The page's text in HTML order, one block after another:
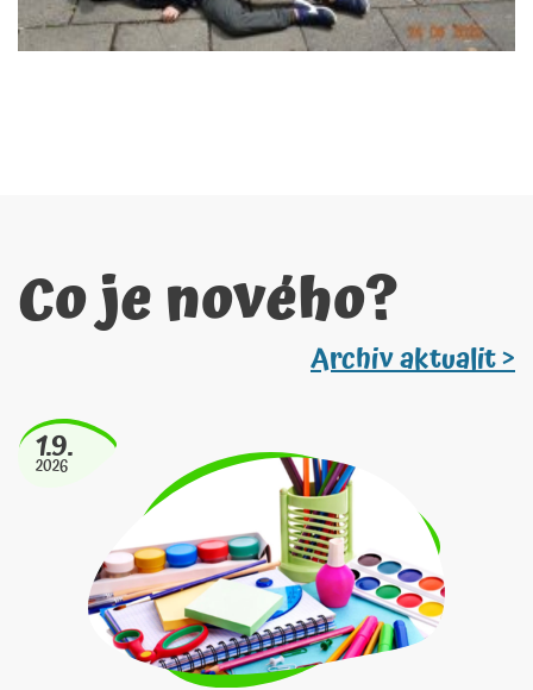
Co je nového?
Archiv aktualit >
1.9.
2026